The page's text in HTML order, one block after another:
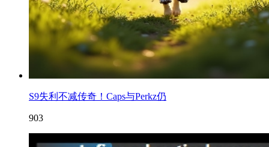
S9失利不减传奇！Caps与Perkz仍
903